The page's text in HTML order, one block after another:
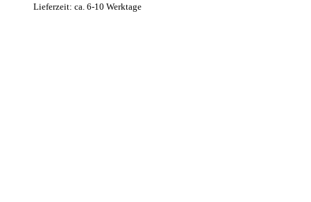
Lieferzeit: ca. 6-10 Werktage